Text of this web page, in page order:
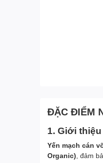
ĐẶC ĐIỂM
1. Giới
Yến mạch cán
Organic) , đảm